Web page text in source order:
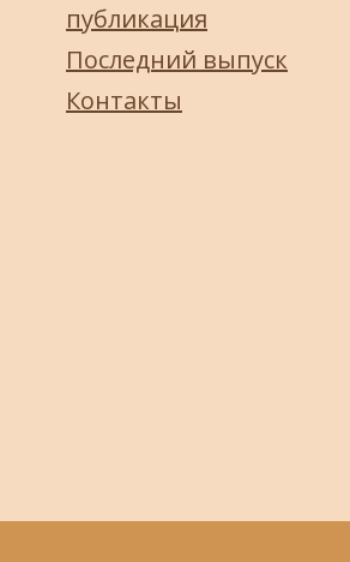
публикация
Последний выпуск
Контакты